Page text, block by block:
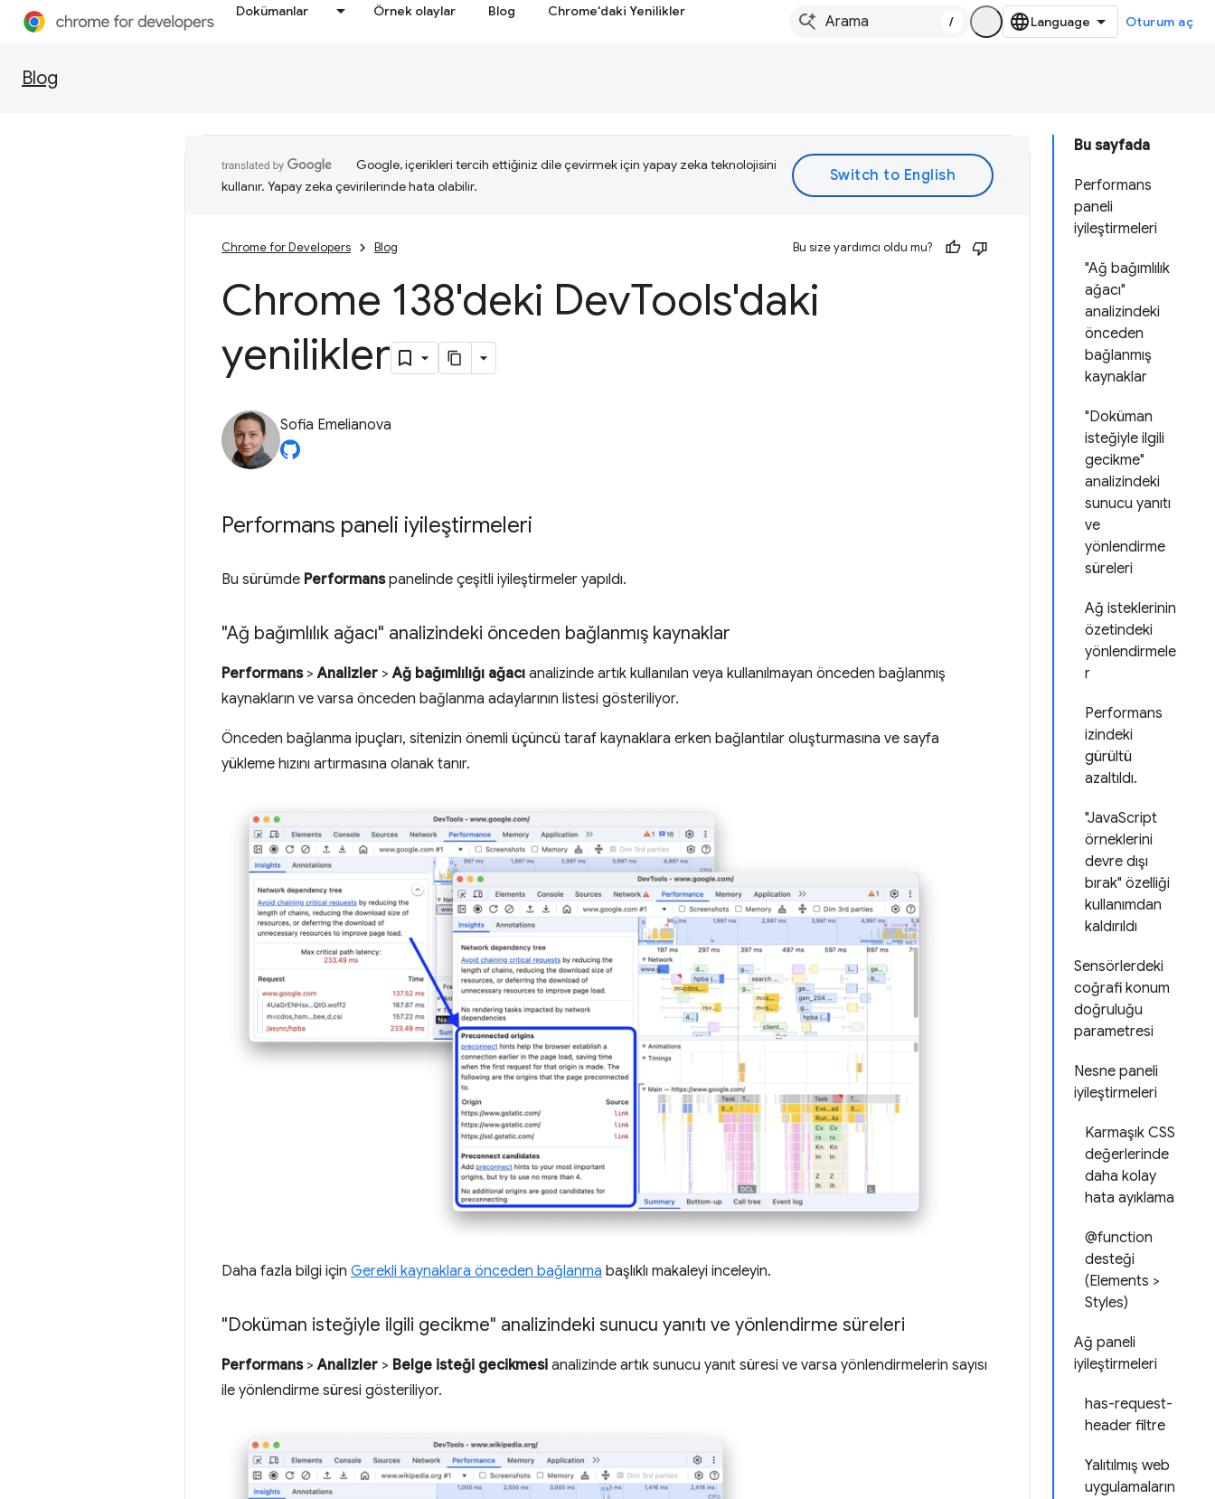
Dokümanlar Örnek olaylar Blog Chrome'daki Yenilikler
/ Oturum aç
Blog
Bu sayfada
Performans
paneli
iyileştirmeleri
"Ağ bağımlılık
ağacı"
analizindeki
önceden
bağlanmış
kaynaklar
"Doküman
isteğiyle ilgili
gecikme"
analizindeki
sunucu yanıtı
ve
yönlendirme
süreleri
Ağ isteklerinin
özetindeki
yönlendirmele
r
Performans
izindeki
gürültü
azaltıldı.
"JavaScript
örneklerini
devre dışı
bırak" özelliği
kullanımdan
kaldırıldı
Sensörlerdeki
coğrafi konum
doğruluğu
parametresi
Nesne paneli
iyileştirmeleri
Karmaşık CSS
değerlerinde
daha kolay
hata ayıklama
@function
desteği
(Elements >
Styles)
Ağ paneli
iyileştirmeleri
has-request-
header filtre
Yalıtılmış web
uygulamaların
Google, içerikleri tercih ettiğiniz dile çevirmek için yapay zeka teknolojisini
kullanır. Yapay zeka çevirilerinde hata olabilir.
Chrome for Developers Blog Bu size yardımcı oldu mu?
Chrome 138'deki DevTools'daki
yenilikler
Sofia Emelianova
Performans paneli iyileştirmeleri
Bu sürümde Performanspanelinde çeşitli iyileştirmeler yapıldı.
"Ağ bağımlılık ağacı" analizindeki önceden bağlanmış kaynaklar
Performans>Analizler >Ağ bağımlılığı ağacı analizinde artık kullanılan veya kullanılmayan önceden bağlanmış
kaynakların ve varsa önceden bağlanma adaylarının listesi gösteriliyor.
Önceden bağlanma ipuçları, sitenizin önemli üçüncü taraf kaynaklara erken bağlantılar oluşturmasına ve sayfa
yükleme hızını artırmasına olanak tanır.
Daha fazla bilgi için Gerekli kaynaklara önceden bağlanma başlıklı makaleyi inceleyin.
"Doküman isteğiyle ilgili gecikme" analizindeki sunucu yanıtı ve yönlendirme süreleri
Performans>Analizler > Belge isteği gecikmesi analizinde artık sunucu yanıt süresi ve varsa yönlendirmelerin sayısı
ile yönlendirme süresi gösteriliyor.